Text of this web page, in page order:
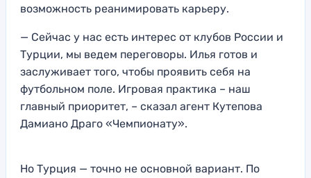
возможность реанимировать карьеру.
— Сейчас у нас есть интерес от клубов России и
Турции, мы ведем переговоры. Илья готов и
заслуживает того, чтобы проявить себя на
футбольном поле. Игровая практика – наш
главный приоритет, – сказал агент Кутепова
Дамиано Драго «Чемпионату».
Но Турция — точно не основной вариант. По